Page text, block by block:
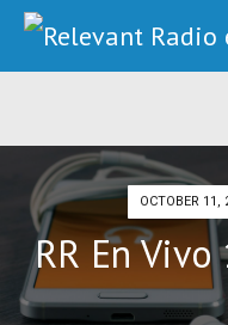
OCTOBER 11,
RR En